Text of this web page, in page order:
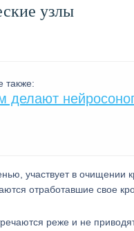
узлы
также:
делают
участвует в очищении
отработавшие свое
реже и не